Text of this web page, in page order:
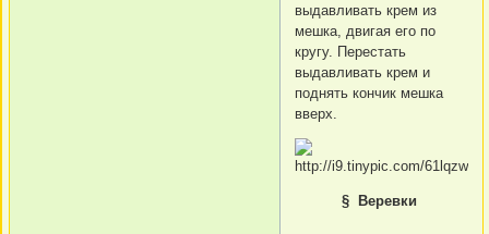
выдавливать крем из
мешка, двигая его по
кругу. Перестать
выдавливать крем и
поднять кончик мешка
вверх.
§ Веревки